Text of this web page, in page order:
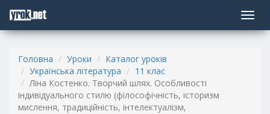
Toggle
Головна Уроки
Каталог уроків
Українська література
11 клас
Ліна Костенко. Творчий шлях. Особливості
індивідуального стилю (філософічність, історизм
мислення, традиційність, інтелектуалізм,